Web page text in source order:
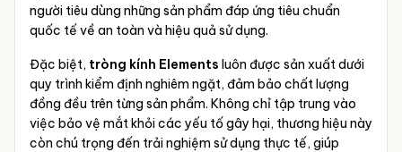
người tiêu dùng những sản phẩm đáp ứng tiêu chuẩn
quốc tế về an toàn và hiệu quả sử dụng.
Đặc biệt, tròng kính Elements luôn được sản xuất dưới
quy trình kiểm định nghiêm ngặt, đảm bảo chất lượng
đồng đều trên từng sản phẩm. Không chỉ tập trung vào
việc bảo vệ mắt khỏi các yếu tố gây hại, thương hiệu này
còn chú trọng đến trải nghiệm sử dụng thực tế, giúp